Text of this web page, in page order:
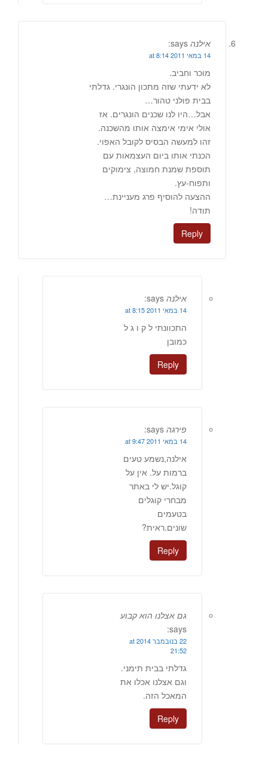
אילנה says:
14 במאי 2011 at 8:14
מוכר וחביב.
לא ידעתי שזה מתכון הונגרי. גדלתי
בבית פולני טהור…
אבל…היו לנו שכנים הונגרים. אז
אולי אימי אימצה אותו מהשכנה.
זהו למעשה הבסיס לקובל האפוי.
הכנתי אותו ביום העצמאות עם
תוספת שמנת חמוצה, צימוקים
ותפוח-עץ.
ההצעה להוסיף פרג מעניינת…
תודה!
Reply
אילנה says:
14 במאי 2011 at 8:15
התכוונתי ל ק ו ג ל
כמובן
Reply
פירגה says:
14 במאי 2011 at 9:47
אילנה,נשמע טעים
ברמות על. אין על
קוגל.יש לי באתר
מבחרי קוגלים
בטעמים
שונים.ראית?
Reply
גם אצלנו הוא קבוע
says:
22 בנובמבר 2014 at
21:52
גדלתי בבית תימני.
וגם אצלנו אכלו את
המאכל הזה.
Reply